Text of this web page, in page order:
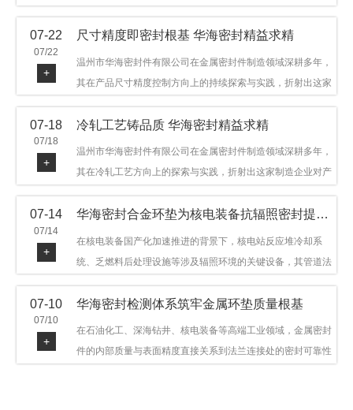
品，可提供多种材质方案，在石油机械、管道法兰、采油树、
07-22
07/22
+
尺寸精度即密封根基 华海密封精益求精
温州市华海密封件有限公司在金属密封件制造领域深耕多年，
其在产品尺寸精度控制方向上的持续探索与实践，折射出这家
产品，广泛应用于石油机械、管道法兰、采油树、井口装置等
领域。本文从尺寸精度的技术内涵及企业工艺积累等角度，呈
现华海密封在该领域的务实探索与稳步发展。
07-18
07/18
+
冷轧工艺铸品质 华海密封精益求精
温州市华海密封件有限公司在金属密封件制造领域深耕多年，
其在冷轧工艺方向上的探索与实践，折射出这家制造企业对产
品，广泛应用于石油机械、管道法兰、采油树、井口装置等领
步发展。
07-14
07/14
+
华海密封合金环垫为核电装备抗辐照密封提供可靠保障
在核电装备国产化加速推进的背景下，核电站反应堆冷却系
统、乏燃料后处理设施等涉及辐照环境的关键设备，其管道法
定与密封可靠。温州市华海密封件科技有限公司深耕金属密封
领域二十余年，依托八角垫、椭圆垫及RX/BX系列高压环垫等
全系列产品，以特种合金材质体系，为核电装备抗辐照密封提
供针对性配套方案。
07-10
07/10
+
华海密封检测体系筑牢金属环垫质量根基
在石油化工、深海钻井、核电装备等高端工业领域，金属密封
件的内部质量与表面精度直接关系到法兰连接处的密封可靠性